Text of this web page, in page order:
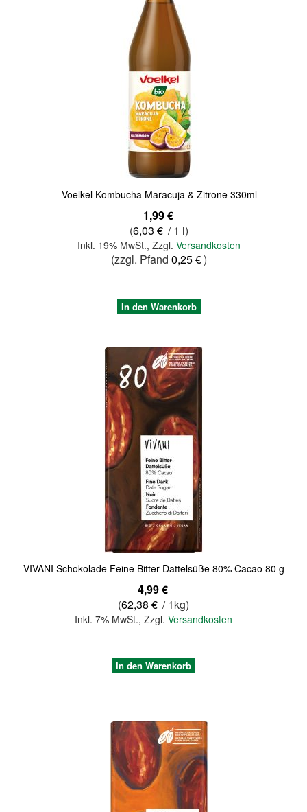
Voelkel Kombucha Maracuja & Zitrone 330ml
1,99 €
(6,03 € / 1 l)
Inkl. 19% MwSt.,Zzgl.Versandkosten
(zzgl. Pfand0,25 €)
In den Warenkorb
VIVANI Schokolade Feine Bitter Dattelsüße 80% Cacao 80 g
4,99 €
(62,38 € / 1kg)
Inkl. 7% MwSt., Zzgl. Versandkosten
In den Warenkorb